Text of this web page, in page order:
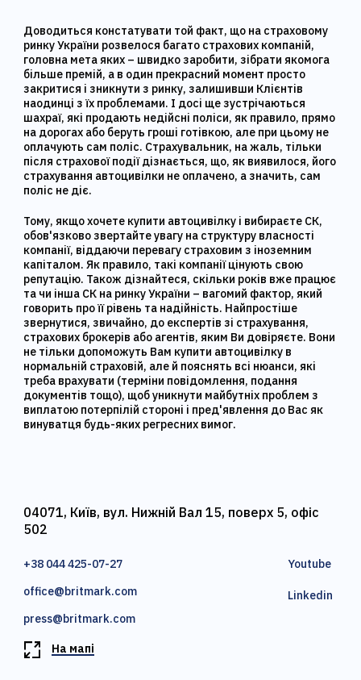
Доводиться констатувати той факт, що на страховому
ринку України розвелося багато страхових компаній,
головна мета яких – швидко заробити, зібрати якомога
більше премій, а в один прекрасний момент просто
закритися і зникнути з ринку, залишивши Клієнтів
наодинці з їх проблемами. І досі ще зустрічаються
шахраї, які продають недійсні поліси, як правило, прямо
на дорогах або беруть гроші готівкою, але при цьому не
оплачують сам поліс. Страхувальник, на жаль, тільки
після страхової події дізнається, що, як виявилося, його
страхування автоцивілки не оплачено, а значить, сам
поліс не діє.
Тому, якщо хочете купити автоцивілку і вибираєте СК,
обов'язково звертайте увагу на структуру власності
компанії, віддаючи перевагу страховим з іноземним
капіталом. Як правило, такі компанії цінують свою
репутацію. Також дізнайтеся, скільки років вже працює
та чи інша СК на ринку України – вагомий фактор, який
говорить про її рівень та надійність. Найпростіше
звернутися, звичайно, до експертів зі страхування,
страхових брокерів або агентів, яким Ви довіряєте. Вони
не тільки допоможуть Вам купити автоцивілку в
нормальній страховій, але й пояснять всі нюанси, які
треба врахувати (терміни повідомлення, подання
документів тощо), щоб уникнути майбутніх проблем з
виплатою потерпілій стороні і пред'явлення до Вас як
винуватця будь-яких регресних вимог.
04071, Київ, вул. Нижній Вал 15, поверх 5, офіс
502
+38 044 425-07-27
office@britmark.com
press@britmark.com
Youtube
Linkedin
На мапі